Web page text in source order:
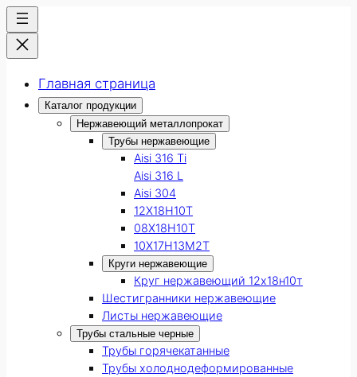
Главная страница
Каталог продукции
Нержавеющий металлопрокат
Трубы нержавеющие
Aisi 316 Ti
Aisi 316 L
Aisi 304
12Х18Н10Т
08Х18Н10Т
10Х17Н13М2Т
Круги нержавеющие
Круг нержавеющий 12х18н10т
Шестигранники нержавеющие
Листы нержавеющие
Трубы стальные черные
Трубы горячекатанные
Трубы холоднодеформированные